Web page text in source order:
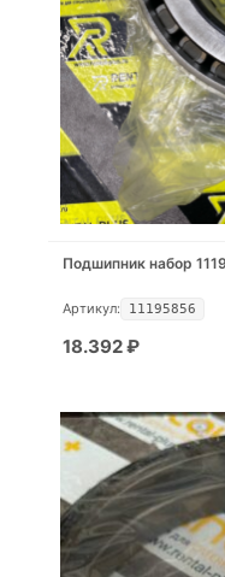
Артикул: 11195856
18.392₽